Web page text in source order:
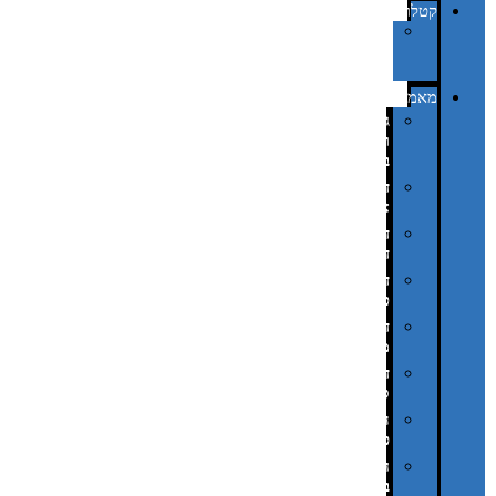
קטלוגים
מאמרים
גימורים
והשבחות
בדפוס
דפוס
אופסט
דפוס
דיגיטלי
דפוס
טמפון
דפוס
משי
דפוס
סובלימציה
הדפס
פרוצס
חריטה
בלייזר